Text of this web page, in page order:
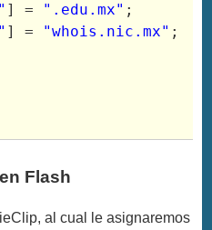
] = ".edu.mx" ;
] = "whois.nic.mx" ;
Flash
al cual le asignaremos